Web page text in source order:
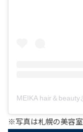
※写真は札幌の美容室